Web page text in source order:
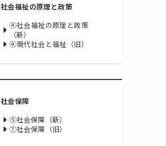
社会福祉の原理と政策
④社会福祉の原理と政策
（新）
④現代社会と福祉（旧）
社会保障
⑤社会保障（新）
⑦社会保障（旧）